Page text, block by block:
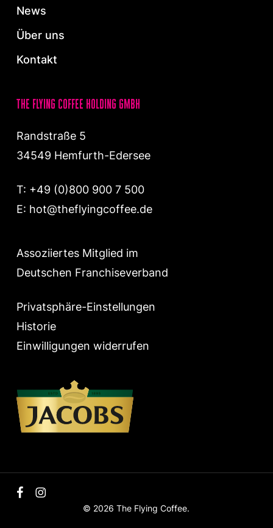
News
Über uns
Kontakt
the flying coffee holding gmbh
Randstraße 5
34549 Hemfurth-Edersee
T: +49 (0)800 900 7 500
E: hot@theflyingcoffee.de
Assoziiertes Mitglied im
Deutschen Franchiseverband
Privatsphäre-Einstellungen
Historie
Einwilligungen widerrufen
© 2026 The Flying Coffee.
facebookinstagram